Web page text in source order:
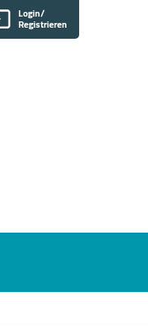
Login/
Registrieren